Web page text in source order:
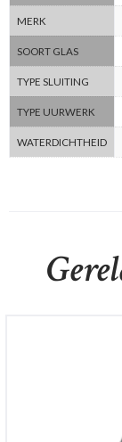
MERK
SOORT GLAS
TYPE SLUITING
TYPE UURWERK
WATERDICHTHEID